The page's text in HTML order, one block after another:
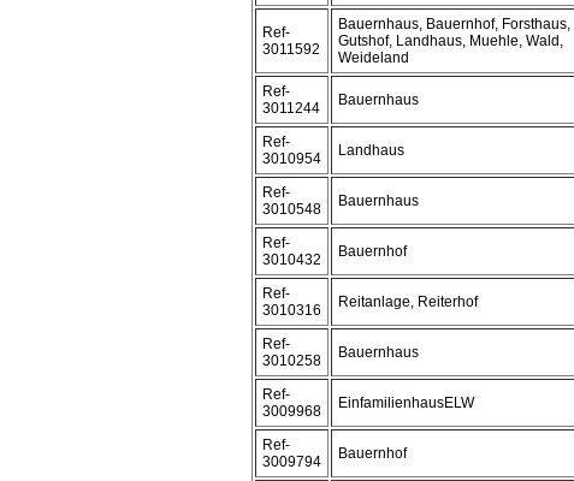
Ref-
3011592
Bauernhaus, Bauernhof, Forsthaus,
Gutshof, Landhaus, Muehle, Wald,
Weideland
Ref-
3011244
Bauernhaus
Ref-
3010954
Landhaus
Ref-
3010548
Bauernhaus
Ref-
3010432
Bauernhof
Ref-
3010316
Reitanlage, Reiterhof
Ref-
3010258
Bauernhaus
Ref-
3009968
EinfamilienhausELW
Ref-
3009794
Bauernhof